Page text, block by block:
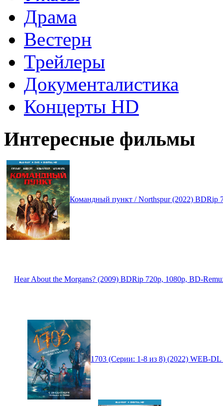
Драма
Вестерн
Трейлеры
Документалистика
Концерты HD
Интересные фильмы
Командный пункт / Northspur (2022) BDRip
Hear About the Morgans? (2009) BDRip 720p, 1080p, BD-
1703 (Серии: 1-8 из 8) (2022) WEB-DL